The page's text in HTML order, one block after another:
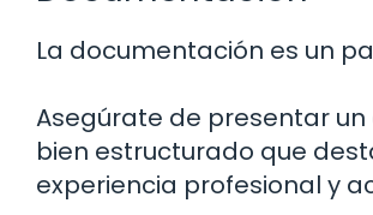
La documentación es un
Asegúrate de presentar
bien estructurado que
experiencia profesional y